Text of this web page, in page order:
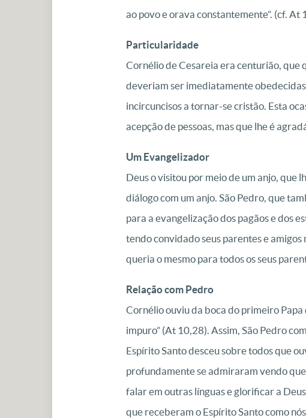
ao povo e orava constantemente”. (cf. At
Particularidade
Cornélio de Cesareia era centurião, que
deveriam ser imediatamente
incircuncisos a tornar-se cristão. Esta
acepção de pessoas, mas que lhe é
Um Evangelizador
Deus o visitou por meio de um anjo, que
diálogo com um anjo. São Pedro, que
para a evangelização dos pagãos e dos
tendo convidado seus parentes e
queria o mesmo para todos os seus
Relação com Pedro
Cornélio ouviu da boca do primeiro
impuro” (At 10,28). Assim, São Pedro
Espírito Santo desceu sobre todos que
profundamente se admiraram vendo
falar em outras línguas e glorificar a
que receberam o Espírito Santo como